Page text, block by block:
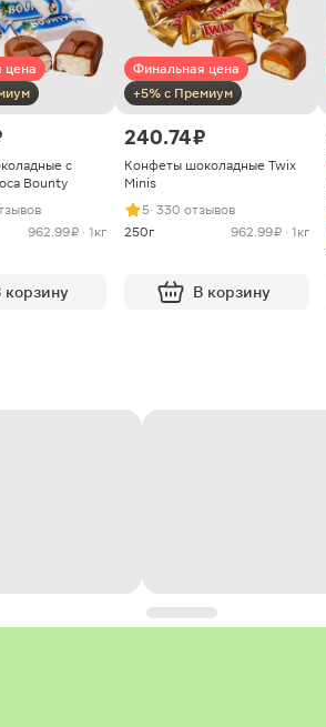
цена
с
Bounty
962.99 ₽ · 1кг
корзину
Финальная цена
+5% с Премиум
240.74 ₽
Конфеты шоколадные Twix
Minis
5· 330 отзывов
250г
962.99 ₽ · 1кг
В корзину